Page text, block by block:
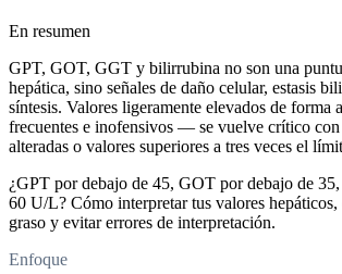
En resumen
GPT, GOT, GGT y bilirrubina no son una
hepática, sino señales de daño celular, estasis
síntesis. Valores ligeramente elevados de forma
frecuentes e inofensivos — se vuelve crítico
alteradas o valores superiores a tres veces el
¿GPT por debajo de 45, GOT por debajo de
60 U/L? Cómo interpretar tus valores hepáticos,
graso y evitar errores de interpretación.
Enfoque